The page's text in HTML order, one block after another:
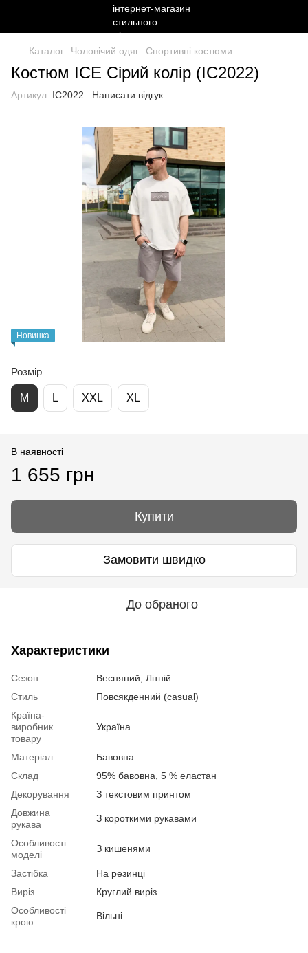
Каталог Чоловічий одяг Спортивні костюми
Костюм ICE Сірий колір (IC2022)
Артикул: IC2022 Написати відгук
Новинка
Розмір
М L XXL XL
В наявності
1 655 грн
Купити
Замовити швидко
До обраного
Характеристики
Сезон
Весняний, Літній
Стиль
Повсякденний (casual)
Країна-
виробник
товару
Україна
Матеріал
Бавовна
Склад
95% бавовна, 5 % еластан
Декорування
З текстовим принтом
Довжина
рукава
З короткими рукавами
Особливості
моделі
З кишенями
Застібка
На резинці
Виріз
Круглий виріз
Особливості
крою
Вільні